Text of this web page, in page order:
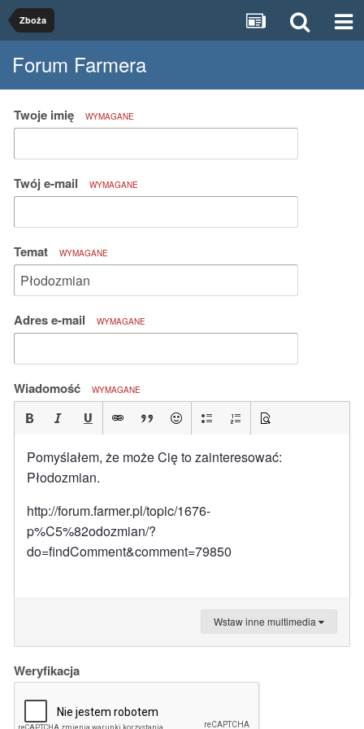
Zboża
Forum Farmera
Twoje imię WYMAGANE
Twój e-mail WYMAGANE
Temat WYMAGANE
Adres e-mail WYMAGANE
Wiadomość WYMAGANE
Pomyślałem, że może Cię to zainteresować:
Płodozmian.
http://forum.farmer.pl/topic/1676-
p%C5%82odozmian/?
do=findComment&comment=79850
Wstaw inne multimedia
Weryfikacja